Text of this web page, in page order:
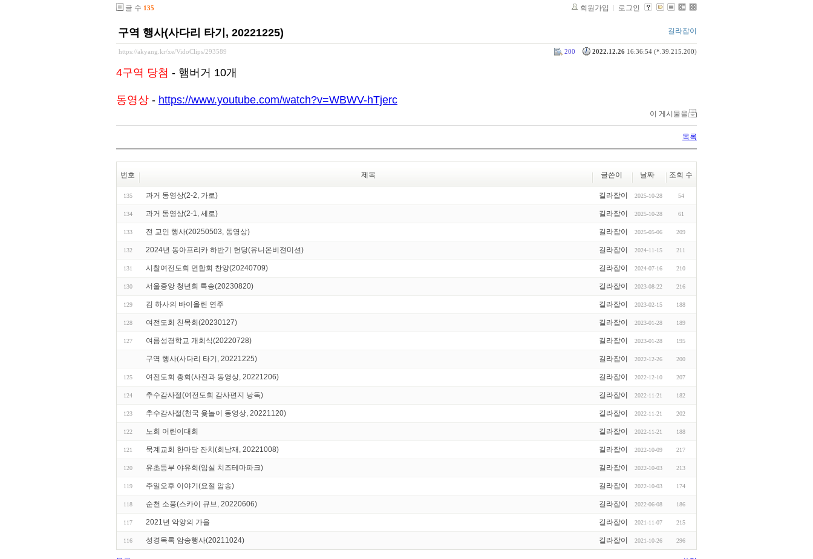
글 수 135 회원가입 로그인
구역 행사(사다리 타기, 20221225) 길라잡이
https://akyang.kr/xe/VidoClips/293589 2022.12.26 16:36:54 (*.39.215.200)
200
4구역 당첨 - 햄버거 10개
동영상 - https://www.youtube.com/watch?v=WBWV-hTjerc
이 게시물을
목록
번호 제목 글쓴이 날짜 조회 수
135 과거 동영상(2-2, 가로) 길라잡이 2025-10-28 54
134 과거 동영상(2-1, 세로) 길라잡이 2025-10-28 61
133 전 교인 행사(20250503, 동영상) 길라잡이 2025-05-06 209
132 2024년 동아프리카 하반기 헌당(유니온비젼미션) 길라잡이 2024-11-15 211
131 시찰여전도회 연합회 찬양(20240709) 길라잡이 2024-07-16 210
130 서울중앙 청년회 특송(20230820) 길라잡이 2023-08-22 216
129 김 하사의 바이올린 연주 길라잡이 2023-02-15 188
128 여전도회 친목회(20230127) 길라잡이 2023-01-28 189
127 여름성경학교 개회식(20220728) 길라잡이 2023-01-28 195
구역 행사(사다리 타기, 20221225) 길라잡이 2022-12-26 200
125 여전도회 총회(사진과 동영상, 20221206) 길라잡이 2022-12-10 207
124 추수감사절(여전도회 감사편지 낭독) 길라잡이 2022-11-21 182
123 추수감사절(천국 윷놀이 동영상, 20221120) 길라잡이 2022-11-21 202
122 노회 어린이대회 길라잡이 2022-11-21 188
121 묵계교회 한마당 잔치(회남재, 20221008) 길라잡이 2022-10-09 217
120 유초등부 야유회(임실 치즈테마파크) 길라잡이 2022-10-03 213
119 주일오후 이야기(요절 암송) 길라잡이 2022-10-03 174
118 순천 소풍(스카이 큐브, 20220606) 길라잡이 2022-06-08 186
117 2021년 악양의 가을 길라잡이 2021-11-07 215
116 성경목록 암송행사(20211024) 길라잡이 2021-10-26 296